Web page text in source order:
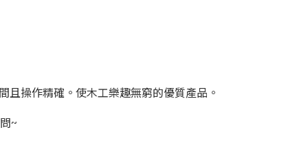
操作精確。使木工樂趣無窮的優質產品。
~